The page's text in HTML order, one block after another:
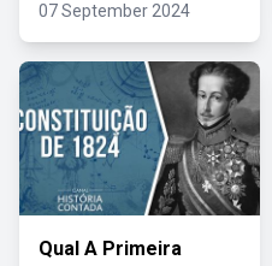
07 September 2024
Qual A Primeira